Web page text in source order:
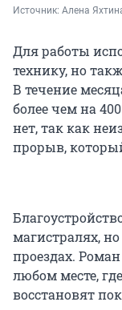
Источник: Алена
Для работы
технику, но
В течение
более чем на
нет, так как
прорыв,
магистралях,
проездах.
любом месте,
восстановят